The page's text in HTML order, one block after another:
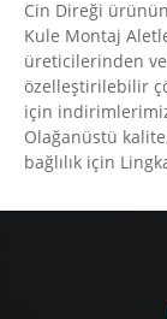
Cin Direği
Kule Montaj
üreticilerinden
özelleştirilebilir
için
Olağanüstü
bağlılık için